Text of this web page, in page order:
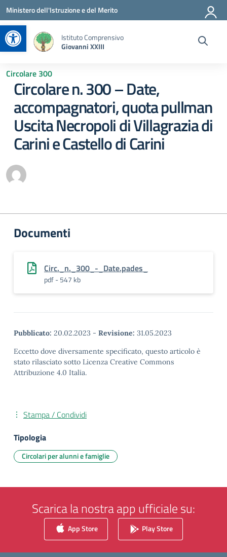
Apri la barra degli strumenti
Vai ai contenuti
Vai al menu di navigazione
Vai al footer
Ministero dell'Istruzione e del Merito
Istituto Comprensivo
Giovanni XXIII
Circolare 300
Circolare n. 300 – Date,
accompagnatori, quota pullman
Uscita Necropoli di Villagrazia di
Carini e Castello di Carini
Documenti
Circ._n._300_-_Date.pades_
pdf - 547 kb
Pubblicato: 20.02.2023 - Revisione: 31.05.2023
Eccetto dove diversamente specificato, questo articolo è
stato rilasciato sotto Licenza Creative Commons
Attribuzione 4.0 Italia.
Stampa / Condividi
Tipologia
Circolari per alunni e famiglie
Scarica la nostra app ufficiale su:
App Store Play Store